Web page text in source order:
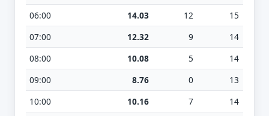
06:00
14.03 12
15
07:00
12.32 9
14
08:00
10.08 5
14
09:00
8.76 0
13
10:00
10.16 7
14